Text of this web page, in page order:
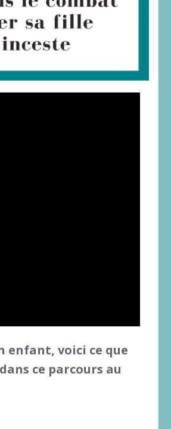
enfant, voici ce que
ce parcours au